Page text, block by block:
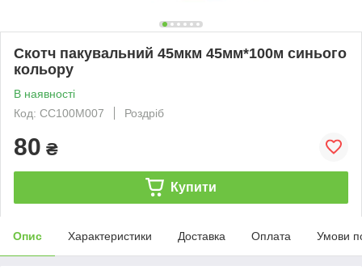
Скотч пакувальний 45мкм 45мм*100м синього
кольору
В наявності
Код: СС100М007
Роздріб
80 ₴
Купити
Опис Характеристики Доставка Оплата Умови